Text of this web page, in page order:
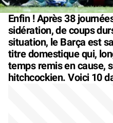
Enfin ! Après 38
sidération, de coups
situation, le Barça est
titre domestique qui,
temps remis en cause,
hitchcockien. Voici 10